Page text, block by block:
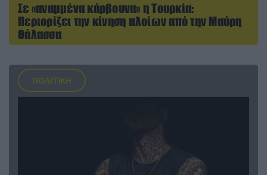
Σε «αναμμένα κάρβουνα» η Τουρκία:
Περιορίζει την κίνηση πλοίων από την Μαύρη
Θάλασσα
ΠΟΛΙΤΙΚΗ